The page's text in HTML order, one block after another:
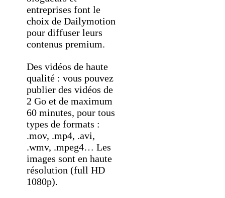
entreprises font le
choix de Dailymotion
pour diffuser leurs
contenus premium.
Des vidéos de haute
qualité : vous pouvez
publier des vidéos de
2 Go et de maximum
60 minutes, pour tous
types de formats :
.mov, .mp4, .avi,
.wmv, .mpeg4… Les
images sont en haute
résolution (full HD
1080p).